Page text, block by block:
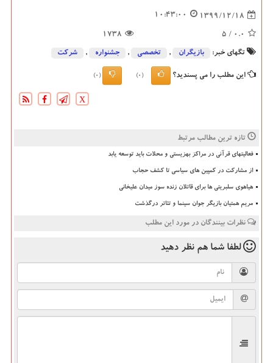
1399/12/18
10:43:00
0.0
/ 5
1738
تگهای خبر: بازیگران , تخصصی , جشنواره , شركت
این مطلب را می پسندید؟ (0)
(0)
X
تازه ترین مطالب مرتبط
فعالیتهای قرآنی در مراکز بهزیستی و محلات باید توسعه یابد
از مشارکت در کمپین های سیاسی تا کشف حجاب
هیاهوی سلبریتی ها برای قاتلان زنده سوز میدان علیخانی
مریم همتیان بازیگر جوان سینما و تئاتر درگذشت
نظرات بینندگان در مورد این مطلب
لطفا شما هم نظر دهید